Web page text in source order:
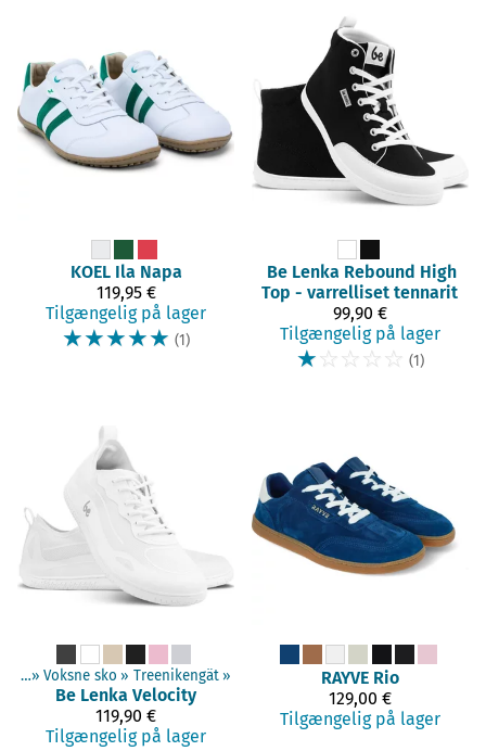
KOEL Ila Napa
119,95 €
Tilgængelig på lager
☆☆☆☆☆ (1)
Be Lenka Rebound High
Top - varrelliset tennarit
99,90 €
Tilgængelig på lager
☆☆ ☆ ☆ ☆ (1)
sko ‪» Voksne sko ‪» Treenikengät ‪»
Be Lenka Velocity
119,90 €
Tilgængelig på lager
RAYVE Rio
129,00 €
Tilgængelig på lager